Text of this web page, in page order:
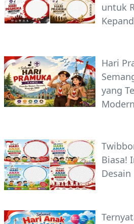
untuk
Hari
yang
Modern
Biasa!